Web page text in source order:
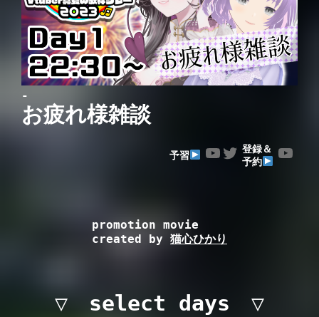
-
お疲れ様雑談
予習 YouTube Twitter
登録＆
予約
YouTube
promotion movie
created by 猫心ひかり
▽　select days　▽